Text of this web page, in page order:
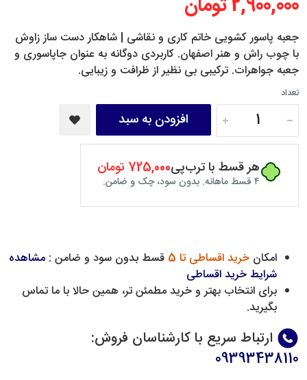
جعبه پاسور کشویی خاتم کاری و نقاشی | شاهکار دست ساز زاوش
با چوب راش و هنر اصفهان. کاربردی دوگانه به عنوان جاپاسوری و
جعبه جواهرات. ترکیبی بی نظیر از ظرافت و زیبایی.
تعداد
افزودن به سبد
هر قسط با ترب‌پی725,000 تومان
۴ قسط ماهانه. بدون سود، چک و ضامن.
امکان خرید اقساطی تا 5 قسط بدون سود و ضامن : مشاهده
شرایط خرید اقساطی
برای انتخاب بهتر و خرید مطمئن تر، همین حالا با ما تماس
بگیرید.
ارتباط سریع با کارشناسان فروش:
09393438110